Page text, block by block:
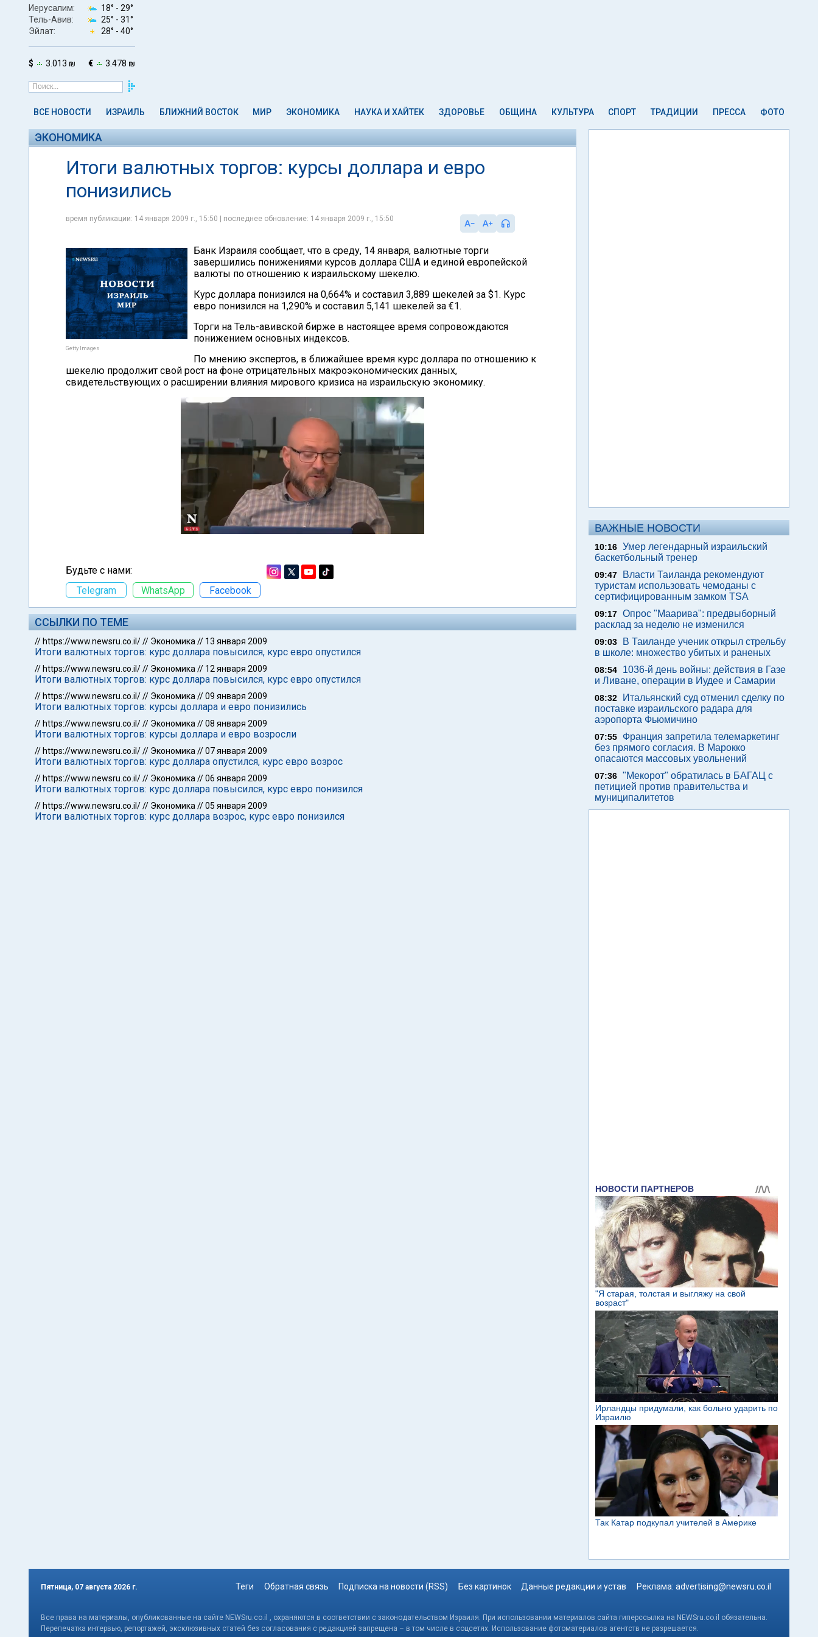
Иерусалим: 18° - 29°
Тель-Авив:
25° - 31°
Эйлат:
28° - 40°
$ 3.013 ₪ € 3.478 ₪
ВСЕ НОВОСТИ ИЗРАИЛЬ БЛИЖНИЙ ВОСТОК МИР ЭКОНОМИКА НАУКА И ХАЙТЕК ЗДОРОВЬЕ ОБЩИНА КУЛЬТУРА СПОРТ ТРАДИЦИИ ПРЕССА ФОТО
ЭКОНОМИКА
Итоги валютных торгов: курсы доллара и евро
понизились
время публикации: 14 января 2009 г., 15:50 | последнее обновление: 14 января 2009 г., 15:50
Getty Images
Банк Израиля сообщает, что в среду, 14 января, валютные торги
завершились понижениями курсов доллара США и единой европейской
валюты по отношению к израильскому шекелю.
Курс доллара понизился на 0,664% и составил 3,889 шекелей за $1. Курс
евро понизился на 1,290% и составил 5,141 шекелей за €1.
Торги на Тель-авивской бирже в настоящее время сопровождаются
понижением основных индексов.
По мнению экспертов, в ближайшее время курс доллара по отношению к
шекелю продолжит свой рост на фоне отрицательных макроэкономических данных,
свидетельствующих о расширении влияния мирового кризиса на израильскую экономику.
Будьте с нами:
Telegram
WhatsApp Facebook
ССЫЛКИ ПО ТЕМЕ
// https://www.newsru.co.il/// Экономика // 13 января 2009
Итоги валютных торгов: курс доллара повысился, курс евро опустился
// https://www.newsru.co.il/// Экономика // 12 января 2009
Итоги валютных торгов: курс доллара повысился, курс евро опустился
// https://www.newsru.co.il/// Экономика //09 января 2009
Итоги валютных торгов: курсы доллара и евро понизились
// https://www.newsru.co.il/// Экономика //08 января 2009
Итоги валютных торгов: курсы доллара и евро возросли
// https://www.newsru.co.il/// Экономика //07 января 2009
Итоги валютных торгов: курс доллара опустился, курс евро возрос
// https://www.newsru.co.il/// Экономика //06 января 2009
Итоги валютных торгов: курс доллара повысился, курс евро понизился
// https://www.newsru.co.il/// Экономика //05 января 2009
Итоги валютных торгов: курс доллара возрос, курс евро понизился
ВАЖНЫЕ НОВОСТИ
10:16 Умер легендарный израильский
баскетбольный тренер
09:47
Власти Таиланда рекомендуют
туристам использовать чемоданы с
сертифицированным замком TSA
09:17 Опрос "Mаарива": предвыборный
расклад за неделю не изменился
09:03
В Таиланде ученик открыл стрельбу
в школе: множество убитых и раненых
08:54
1036-й день войны: действия в Газе
и Ливане, операции в Иудее и Самарии
08:32
Итальянский суд отменил сделку по
поставке израильского радара для
аэропорта Фьюмичино
07:55
Франция запретила телемаркетинг
без прямого согласия. В Марокко
опасаются массовых увольнений
07:36 "Мекорот" обратилась в БАГАЦ с
петицией против правительства и
муниципалитетов
Пятница, 07 августа 2026 г. Теги Обратная связь Подписка на новости (RSS) Без картинок Данные редакции и устав Реклама: advertising@newsru.co.il
Все права на материалы, опубликованные на сайте NEWSru.co.il , охраняются в соответствии с законодательством Израиля. При использовании материалов сайта гиперссылка на NEWSru.co.il обязательна.
Перепечатка интервью, репортажей, эксклюзивных статей без согласования с редакцией запрещена – в том числе в соцсетях. Использование фотоматериалов агентств не разрешается.